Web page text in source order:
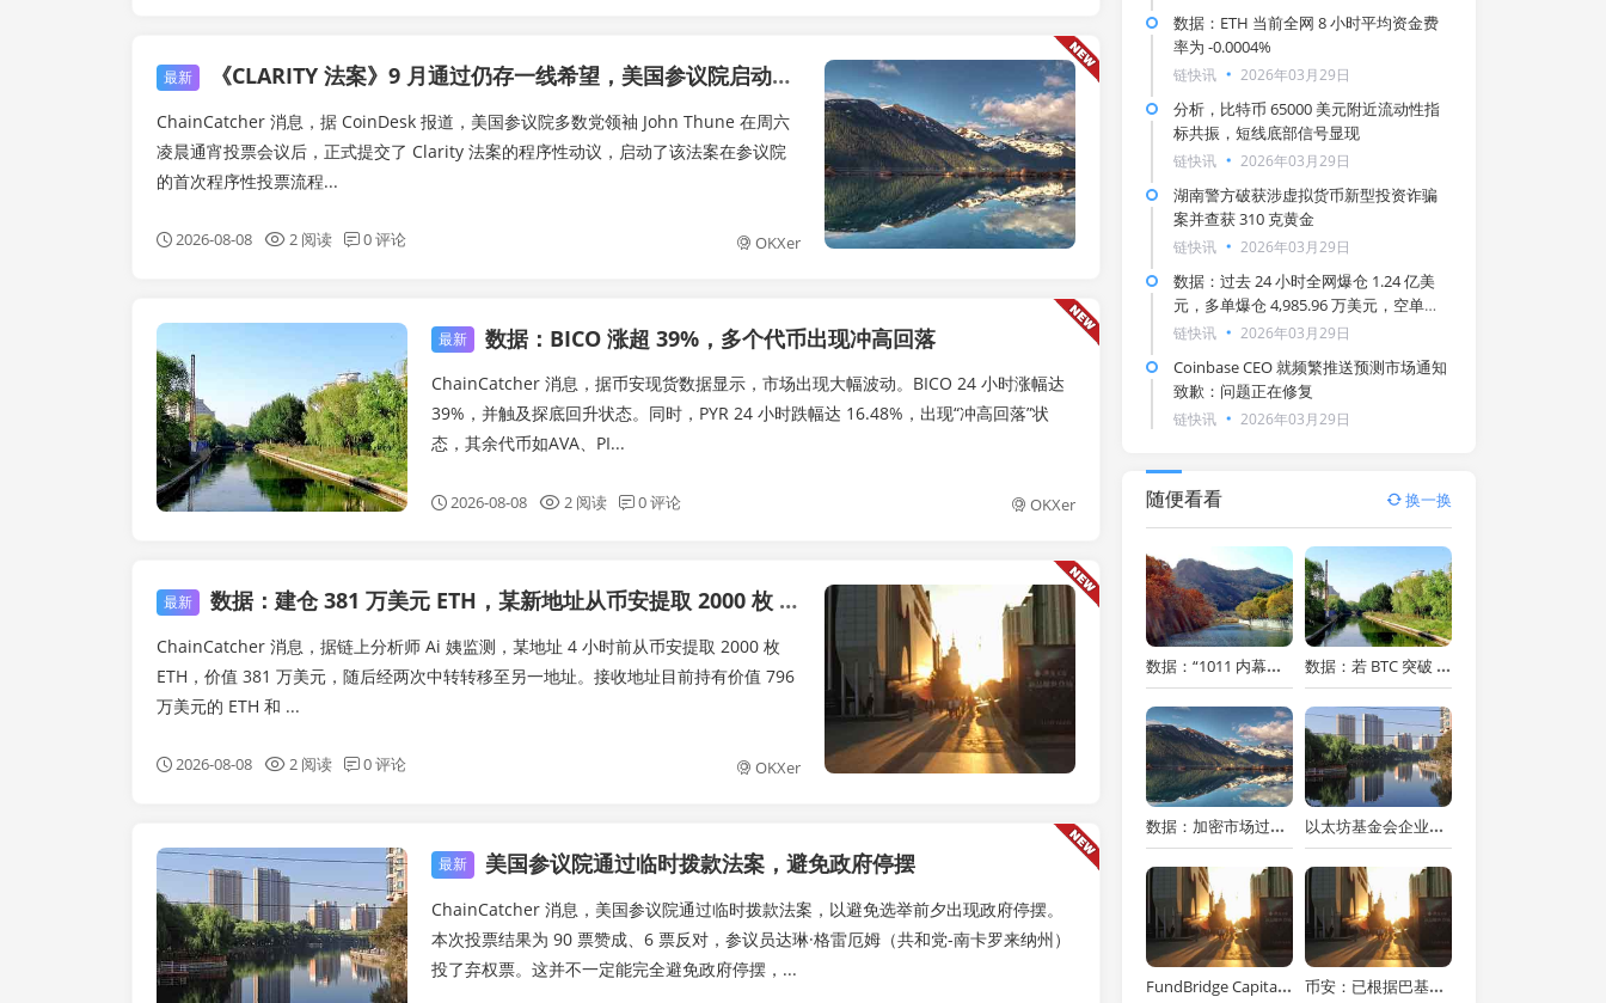
链快讯
最新 《CLARITY 法案》9 月通过仍存一线希望，美国参议院启动初步投票程序
ChainCatcher 消息，据 CoinDesk 报道，美国参议院多数党领袖 John Thune 在周六
凌晨通宵投票会议后，正式提交了 Clarity 法案的程序性动议，启动了该法案在参议院
的首次程序性投票流程...
2026-08-08 2 阅读 0 评论 OKXer
链快讯
最新 数据：BICO 涨超 39%，多个代币出现冲高回落
ChainCatcher 消息，据币安现货数据显示，市场出现大幅波动。BICO 24 小时涨幅达
39%，并触及探底回升状态。同时，PYR 24 小时跌幅达 16.48%，出现“冲高回落”状
态，其余代币如AVA、PI...
2026-08-08 2 阅读 0 评论 OKXer
链快讯
最新 数据：建仓 381 万美元 ETH，某新地址从币安提取 2000 枚 ETH 后转移
ChainCatcher 消息，据链上分析师 Ai 姨监测，某地址 4 小时前从币安提取 2000 枚
ETH，价值 381 万美元，随后经两次中转转移至另一地址。接收地址目前持有价值 796
万美元的 ETH 和 ...
2026-08-08 2 阅读 0 评论 OKXer
链快讯
最新 美国参议院通过临时拨款法案，避免政府停摆
ChainCatcher 消息，美国参议院通过临时拨款法案，以避免选举前夕出现政府停摆。
本次投票结果为 90 票赞成、6 票反对，参议员达琳·格雷厄姆（共和党-南卡罗来纳州）
投了弃权票。这并不一定能完全避免政府停摆，...
数据：ETH 当前全网 8 小时平均资金费
率为 -0.0004%
链快讯 2026年03月29日
分析，比特币 65000 美元附近流动性指
标共振，短线底部信号显现
链快讯 2026年03月29日
湖南警方破获涉虚拟货币新型投资诈骗
案并查获 310 克黄金
链快讯 2026年03月29日
数据：过去 24 小时全网爆仓 1.24 亿美
元，多单爆仓 4,985.96 万美元，空单爆
仓 7,432.15 万美元
链快讯 2026年03月29日
Coinbase CEO 就频繁推送预测市场通知
致歉：问题正在修复
链快讯 2026年03月29日
随便看看 换一换
数据：“1011 内幕巨鲸”再度加仓 ETH 5 倍多单，持仓金额升至 4.22 亿美元 数据：若 BTC 突破 93,527 美元，主流 CEX 累计空单清算强度将达 11.94 亿美元
数据：加密市场过去 24 小时全网爆仓 5.41 亿美元，最大单笔爆仓为价值 619.5 万美元 BTC 多单 以太坊基金会企业负责人：以太坊及 L2 网络借贷收入占加密市场总收入约 90%
FundBridge Capital 推出链上黄金代币化私人信贷基金 币安：已根据巴基斯坦监管框架进行反洗钱服务注册